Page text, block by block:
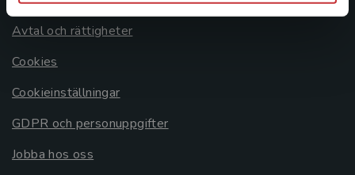
Avtal och rättigheter
Cookies
Cookieinställningar
GDPR och personuppgifter
Jobba hos oss